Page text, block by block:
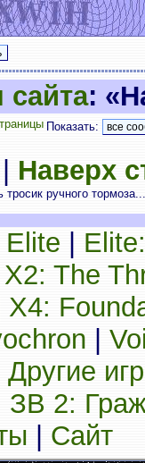
сайта:
Показать:
Наверх
тросик ручного
Elite
X2: The
X4:
Другие
ЗВ 2:
Сайт